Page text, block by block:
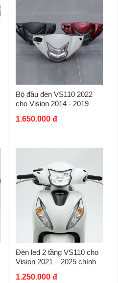
Bộ đầu đèn VS110 2022
cho Vision 2014 - 2019
1.650.000 đ
Đèn led 2 tầng VS110 cho
Vision 2021 – 2025 chính
1.250.000 đ